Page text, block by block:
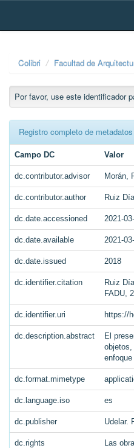
Skip
Colibri Facultad de
Por favor, use este identificador
Registro completo de metadatos
Campo DC Valor
dc.contributor.advisor Morán,
dc.contributor.author Ruiz
dc.date.accessioned 2021-
dc.date.available 2021-
dc.date.issued 2018
dc.identifier.citation
Ruiz
FADU,
dc.identifier.uri https://
dc.description.abstract
El
dc.format.mimetype
dc.language.iso es
dc.publisher Udelar.
dc.rights
Las